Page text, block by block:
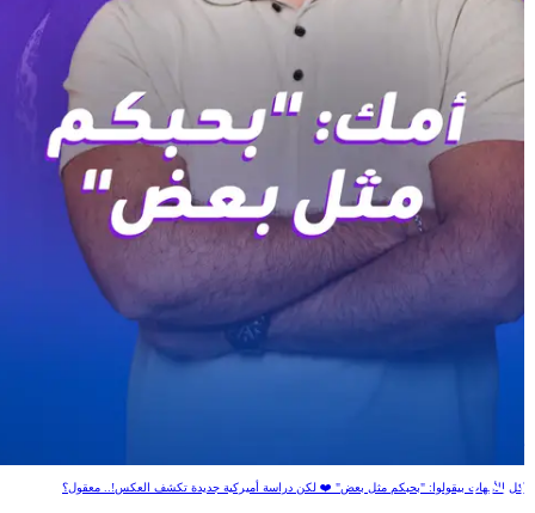
كل الأمهات بيقولوا: "بحبكم مثل بعض" ❤️ لكن دراسة أميركية جديدة تكشف العكس!.. معقول؟